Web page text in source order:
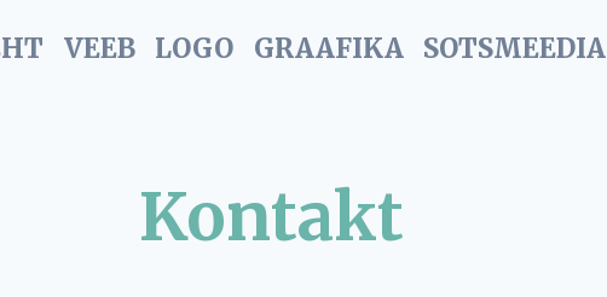
VEEB LOGO GRAAFIKA SOTSMEEDIA
Kontakt